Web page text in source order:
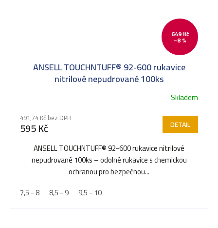
649 Kč
–8 %
ANSELL TOUCHNTUFF® 92-600 rukavice
nitrilové nepudrované 100ks
Skladem
491,74 Kč bez DPH
595 Kč DETAIL
ANSELL TOUCHNTUFF® 92-600 rukavice nitrilové
nepudrované 100ks – odolné rukavice s chemickou
ochranou pro bezpečnou...
7,5 - 8
8,5 - 9 9,5 - 10